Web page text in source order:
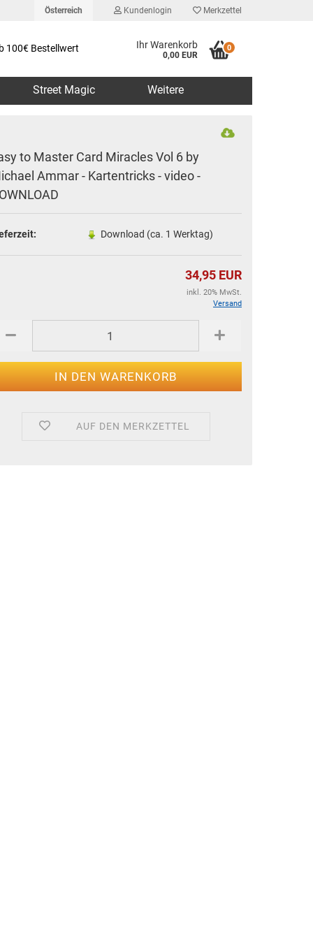
Österreich Kundenlogin Merkzettel
100€ Bestellwert Ihr Warenkorb
0,00 EUR
0
Street Magic Weitere
to Master Card Miracles Vol 6 by
Ammar - Kartentricks - video -
Download (ca. 1 Werktag)
34,95 EUR
inkl. 20% MwSt.
Versand
AUF DEN MERKZETTEL